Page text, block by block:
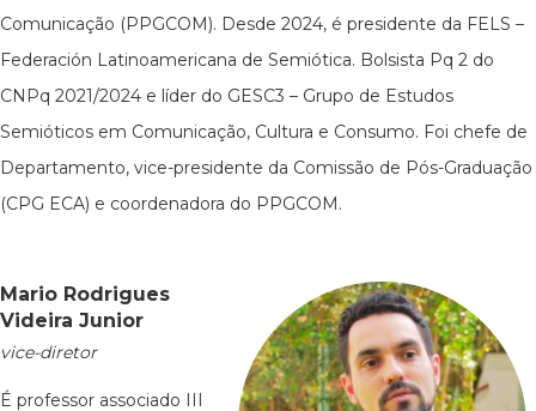
Comunicação (PPGCOM). Desde 2024, é presidente da FELS –
Federación Latinoamericana de Semiótica. Bolsista Pq 2 do
CNPq 2021/2024 e líder do GESC3 – Grupo de Estudos
Semióticos em Comunicação, Cultura e Consumo. Foi chefe de
Departamento, vice-presidente da Comissão de Pós-Graduação
(CPG ECA) e coordenadora do PPGCOM.
Mario Rodrigues
Videira Junior
vice-diretor
É professor associado III